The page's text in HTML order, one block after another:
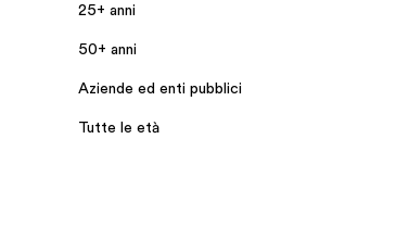
25+ anni
50+ anni
Aziende ed enti pubblici
Tutte le età